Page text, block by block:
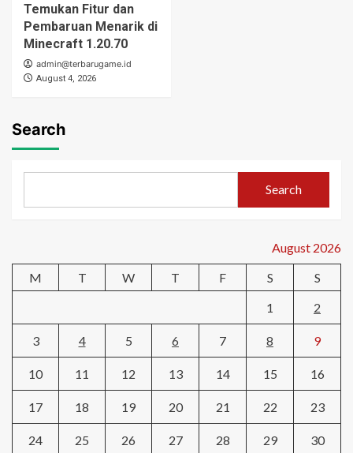
Temukan Fitur dan
Pembaruan Menarik di
Minecraft 1.20.70
admin@terbarugame.id
August 4, 2026
Search
Search
August 2026
M
T W T F S
S
1
2
3 4 5 6 7 8 9
10 11 12 13 14 15 16
17 18 19 20 21 22 23
24 25 26 27 28 29 30